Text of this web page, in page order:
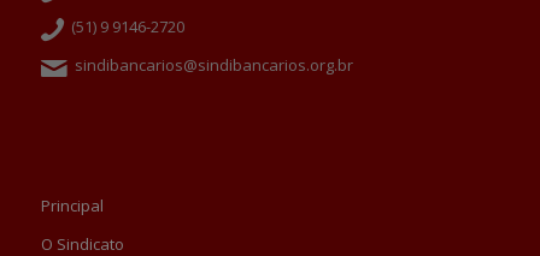
(51) 9 9146-2720
sindibancarios@sindibancarios.org.br
Principal
O Sindicato